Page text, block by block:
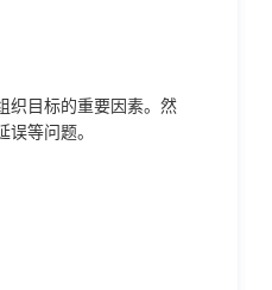
织目标的重要因素。然
等问题。